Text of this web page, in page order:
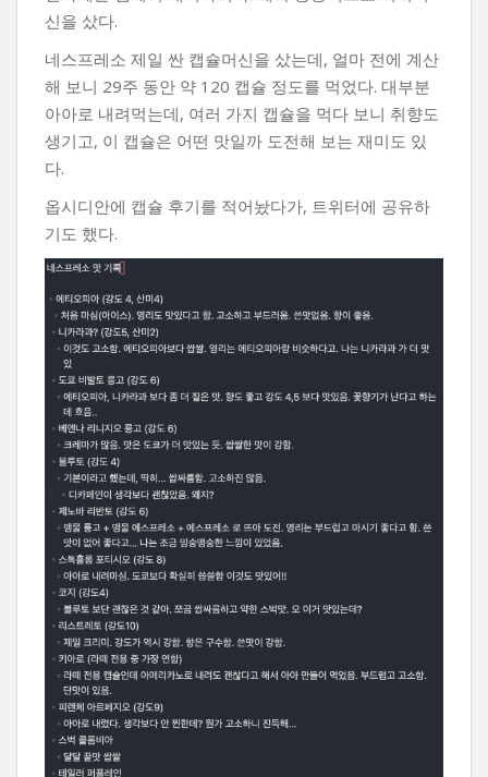
신을 샀다.
네스프레소 제일 싼 캡슐머신을 샀는데, 얼마 전에 계산
해 보니 29주 동안 약 120 캡슐 정도를 먹었다. 대부분
아아로 내려먹는데, 여러 가지 캡슐을 먹다 보니 취향도
생기고, 이 캡슐은 어떤 맛일까 도전해 보는 재미도 있
다.
옵시디안에 캡슐 후기를 적어놨다가, 트위터에 공유하
기도 했다.